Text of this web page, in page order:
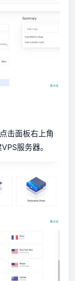
击面板右上角
服务器。